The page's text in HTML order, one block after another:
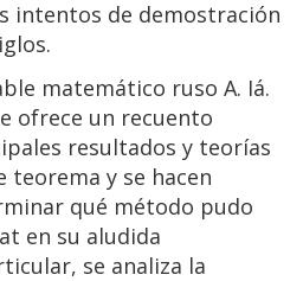
intentos de demostración
matemático ruso A. Iá.
ofrece un recuento
resultados y teorías
teorema y se hacen
qué método pudo
en su aludida
se analiza la